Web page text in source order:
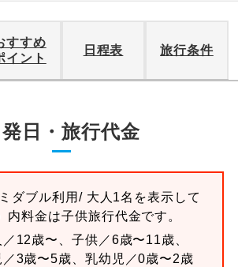
すすめ
イント
日程表 旅行条件
日・旅行代金
ダブル利用/ 大人1名を表示して
内料金は子供旅行代金です。
／12歳〜、子供／6歳〜11歳、
／3歳〜5歳、乳幼児／0歳〜2歳